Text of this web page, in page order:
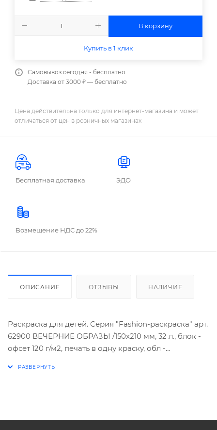
В корзину
Купить в 1 клик
Самовывоз сегодня - бесплатно
Доставка от 3000 ₽ — бесплатно
Цена действительна только для интернет-магазина и может
отличаться от цен в розничных магазинах
Бесплатная доставка ЭДО
Возмещение НДС до 22%
ОПИСАНИЕ ОТЗЫВЫ НАЛИЧИЕ
Раскраска для детей. Серия "Fashion-раскраска" арт.
62900 ВЕЧЕРНИЕ ОБРАЗЫ /150х210 мм, 32 л., блок -
офсет 120 г/м2, печать в одну краску, обл -